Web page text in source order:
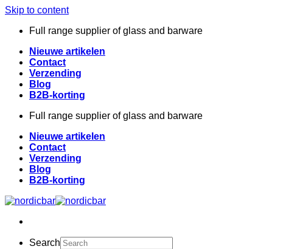
Skip to content
Full range supplier of glass and barware
Nieuwe artikelen
Contact
Verzending
Blog
B2B-korting
Full range supplier of glass and barware
Nieuwe artikelen
Contact
Verzending
Blog
B2B-korting
Search